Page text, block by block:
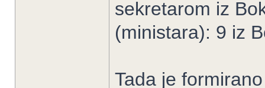
sekretarom iz
(ministara): 9 iz
Tada je